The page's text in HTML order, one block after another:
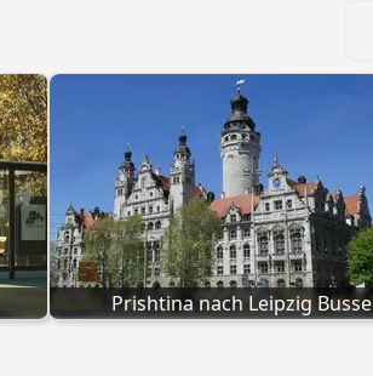
Prishtina nach Leipzig Busse